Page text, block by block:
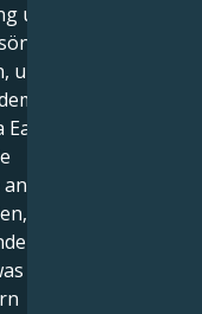
und jeder
der
und jetzt können
Charme und
ihren
genau sie zu